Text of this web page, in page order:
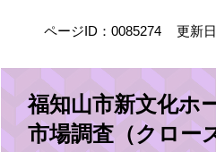
ページID：0085274 更新
福知山市新文化ホ
市場調査（クロー